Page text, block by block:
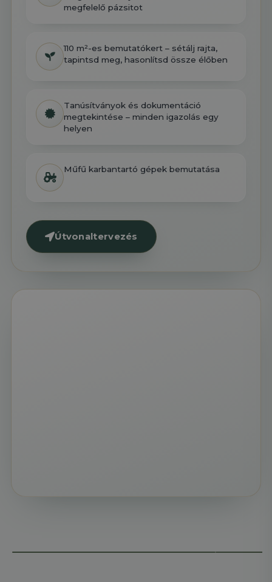
megfelelő pázsitot
110 m²-es bemutatókert – sétálj rajta,
tapintsd meg, hasonlítsd össze élőben
Tanúsítványok és dokumentáció
megtekintése – minden igazolás egy
helyen
Műfű karbantartó gépek bemutatása
Útvonaltervezés